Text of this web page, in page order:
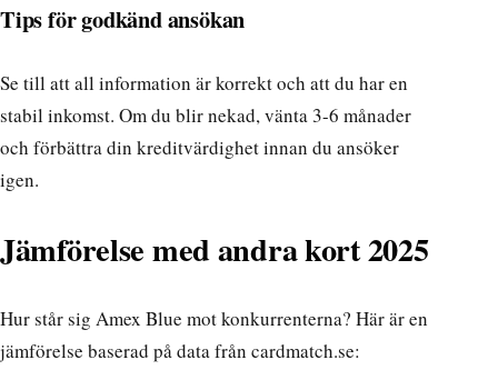
Tips för godkänd ansökan
Se till att all information är korrekt och att du har en
stabil inkomst. Om du blir nekad, vänta 3-6 månader
och förbättra din kreditvärdighet innan du ansöker
igen.
Jämförelse med andra kort 2025
Hur står sig Amex Blue mot konkurrenterna? Här är en
jämförelse baserad på data från cardmatch.se: